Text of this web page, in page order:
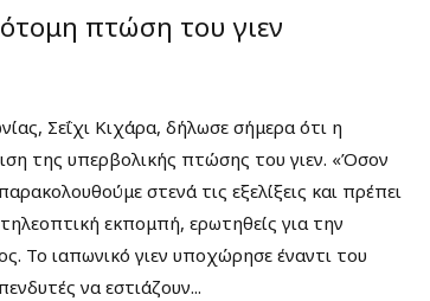
πτώση του γιεν
Σεΐχι Κιχάρα, δήλωσε σήμερα ότι η
της υπερβολικής πτώσης του γιεν. «Όσον
στενά τις εξελίξεις και πρέπει
εκπομπή, ερωτηθείς για την
Το ιαπωνικό γιεν υποχώρησε έναντι του
να εστιάζουν...